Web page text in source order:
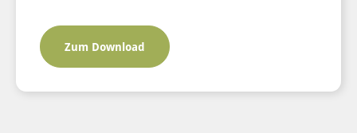
Zum Download